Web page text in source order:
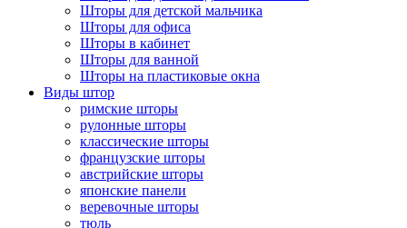
Шторы для детской мальчика
Шторы для офиса
Шторы в кабинет
Шторы для ванной
Шторы на пластиковые окна
Виды штор
римские шторы
рулонные шторы
классические шторы
французские шторы
австрийские шторы
японские панели
веревочные шторы
тюль